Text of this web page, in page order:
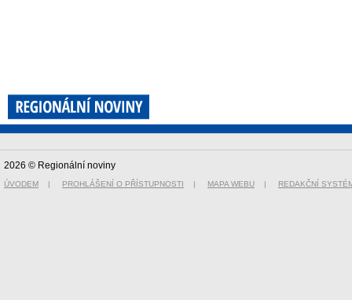
2026 © Regionální noviny
ÚVODEM | PROHLÁŠENÍ O PŘÍSTUPNOSTI | MAPA WEBU | REDAKČNÍ